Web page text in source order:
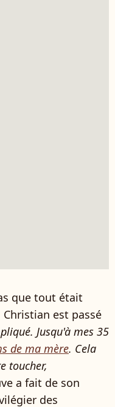
que tout était
est passé
Jusqu'à mes 35
de ma mère. Cela
toucher,
a fait de son
des